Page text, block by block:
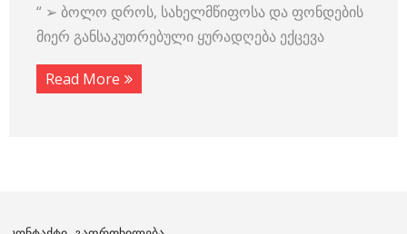
“ ➢ ბოლო დროს, სახელმწიფოსა და ფონდების
მიერ განსაკუთრებული ყურადღება ექცევა
Read More